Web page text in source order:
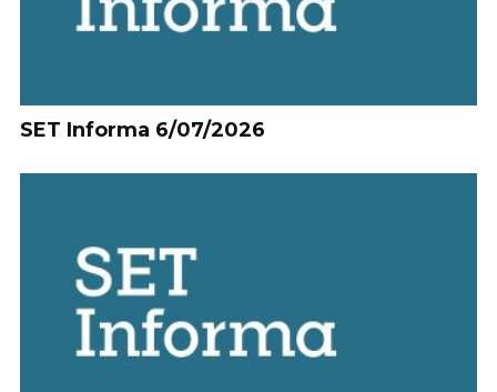
SET Informa 6/07/2026